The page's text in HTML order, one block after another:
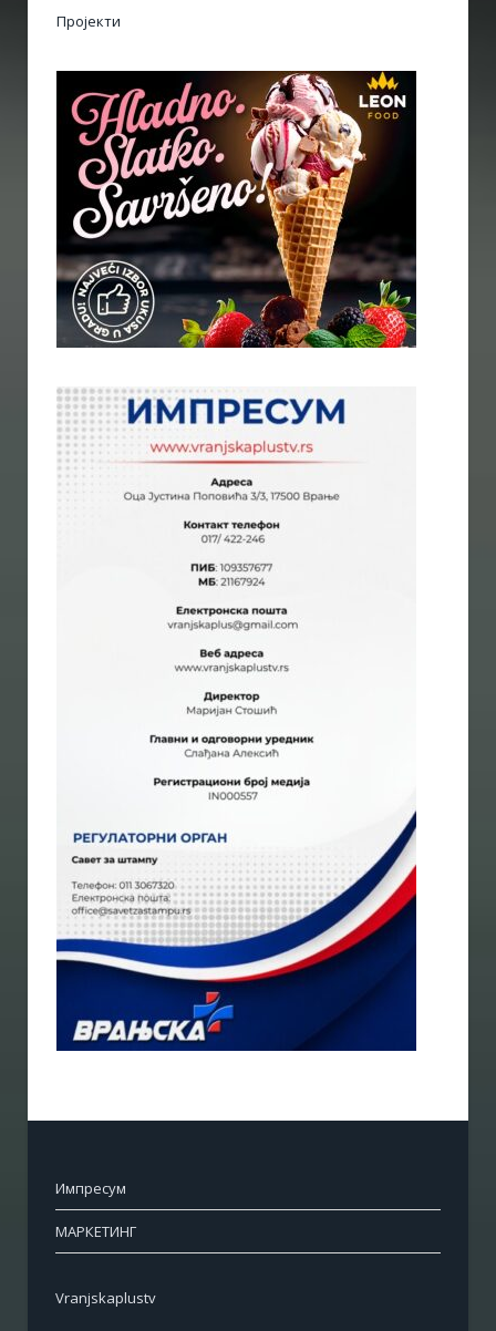
Пројекти
Импресум
МАРКЕТИНГ
Vranjskaplustv